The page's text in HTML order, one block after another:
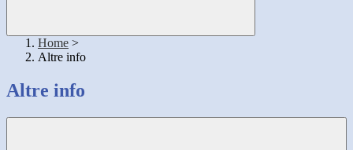
Home >
Altre info
Altre info